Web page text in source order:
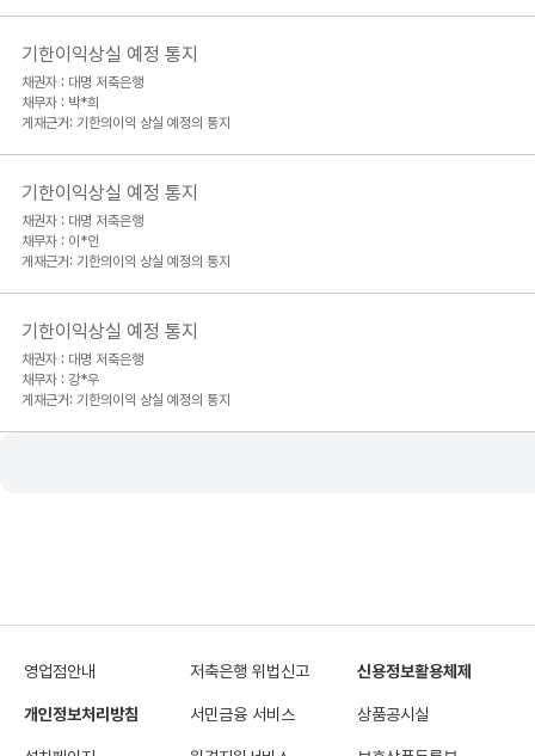
기한이익상실 예정 통지
채권자 : 대명 저축은행
채무자 : 박*희
게재근거: 기한의이익 상실 예정의 통지
기한이익상실 예정 통지
채권자 : 대명 저축은행
채무자 : 이*인
게재근거: 기한의이익 상실 예정의 통지
기한이익상실 예정 통지
채권자 : 대명 저축은행
채무자 : 강*우
게재근거: 기한의이익 상실 예정의 통지
영업점안내 저축은행 위법신고 신용정보활용체제
개인정보처리방침 서민금융 서비스 상품공시실